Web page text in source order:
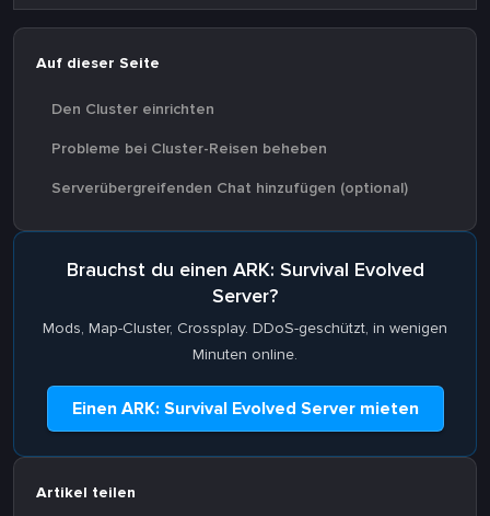
Auf dieser Seite
Den Cluster einrichten
Probleme bei Cluster-Reisen beheben
Serverübergreifenden Chat hinzufügen (optional)
Brauchst du einen ARK: Survival Evolved
Server?
Mods, Map-Cluster, Crossplay. DDoS-geschützt, in wenigen
Minuten online.
Einen ARK: Survival Evolved Server mieten
Artikel teilen